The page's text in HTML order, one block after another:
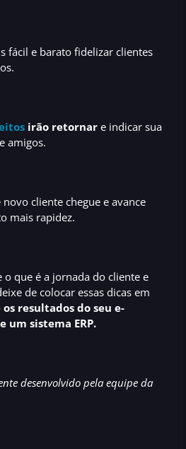
fácil e barato fidelizar clientes
irão retornar e indicar sua
amigos.
cliente chegue e avance
mais rapidez.
o que é a jornada do cliente e
de colocar essas dicas em
resultados do seu e-
um sistema ERP.
desenvolvido pela equipe da